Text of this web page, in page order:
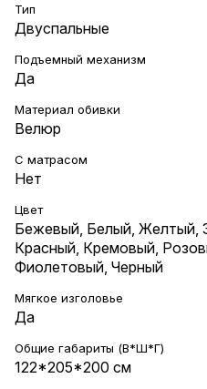
Тип
Двуспальные
Подъемный механизм
Да
Материал обивки
Велюр
С матрасом
Нет
Цвет
Бежевый Белый Желтый
Красный Кремовый
Фиолетовый Черный
Мягкое изголовье
Да
Общие габариты (В*Ш*Г)
122*205*200 см